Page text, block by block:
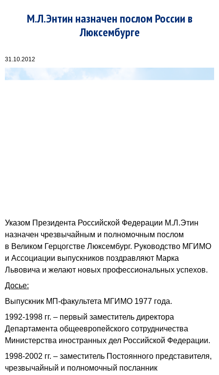
М.Л.Энтин назначен послом России в
Люксембурге
31.10.2012
Указом Президента Российской Федерации М.Л.Этин
назначен чрезвычайным и полномочным послом
в Великом Герцогстве Люксембург. Руководство МГИМО
и Ассоциации выпускников поздравляют Марка
Львовича и желают новых профессиональных успехов.
Досье:
Выпускник МП-факультета МГИМО 1977 года.
1992-1998 гг. – первый заместитель директора
Департамента общеевропейского сотрудничества
Министерства иностранных дел Российской Федерации.
1998-2002 гг. – заместитель Постоянного представителя,
чрезвычайный и полномочный посланник